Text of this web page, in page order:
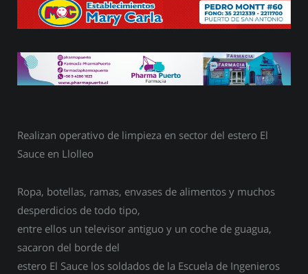
Realizan operativo de limpieza en sector del estero El
Sauce en Llolleo
Ropa, botellas, ramas, envases de alimentos y muchos
desperdicios de todo tipo,
entre ellos un televisor antiguo y un coche de guagua,
sacaron del borde del
estero El Sauce los soldados de la Escuela de Ingenieros